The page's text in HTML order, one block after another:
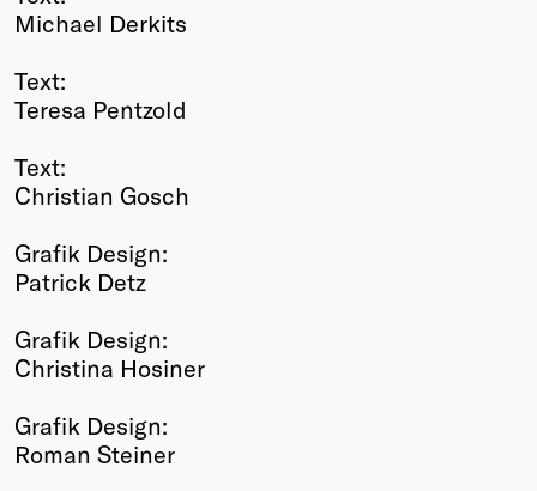
Michael Derkits
Text:
Teresa Pentzold
Text:
Christian Gosch
Grafik Design:
Patrick Detz
Grafik Design:
Christina Hosiner
Grafik Design:
Roman Steiner